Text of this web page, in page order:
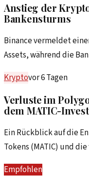
Anstieg der
Bankensturms
Binance vermeldet
Assets, während die
Kryptovor 6 Tagen
Verluste im
dem MATIC-
Ein Rückblick auf die
Tokens (MATIC) und
Anleger im
Empfohlen